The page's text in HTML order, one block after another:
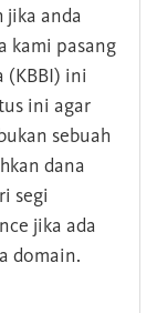
jika anda
kami pasang
(KBBI) ini
ini agar
sebuah
dana
segi
jika ada
domain.